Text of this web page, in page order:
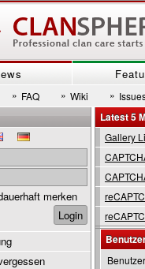
» FAQ » Wiki »
Latest 5
Gallery
merken